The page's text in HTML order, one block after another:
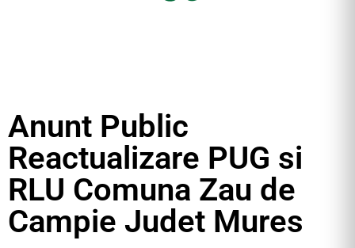
Anunt Public
Reactualizare PUG si
RLU Comuna Zau de
Campie Judet Mures